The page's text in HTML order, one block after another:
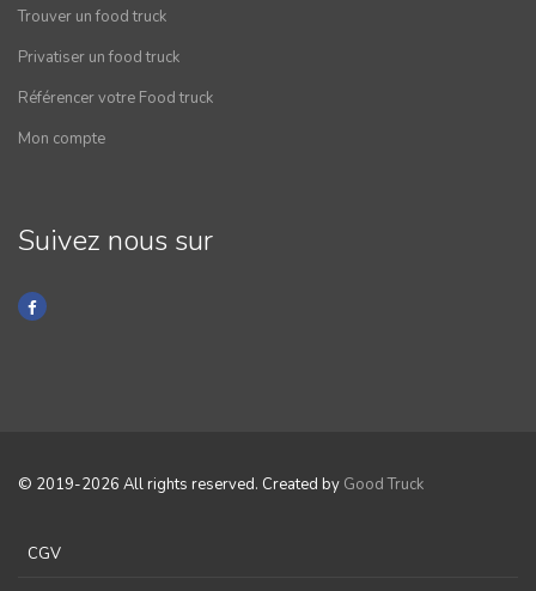
Trouver un food truck
Privatiser un food truck
Référencer votre Food truck
Mon compte
Suivez nous sur
© 2019-2026 All rights reserved. Created by Good Truck
CGV